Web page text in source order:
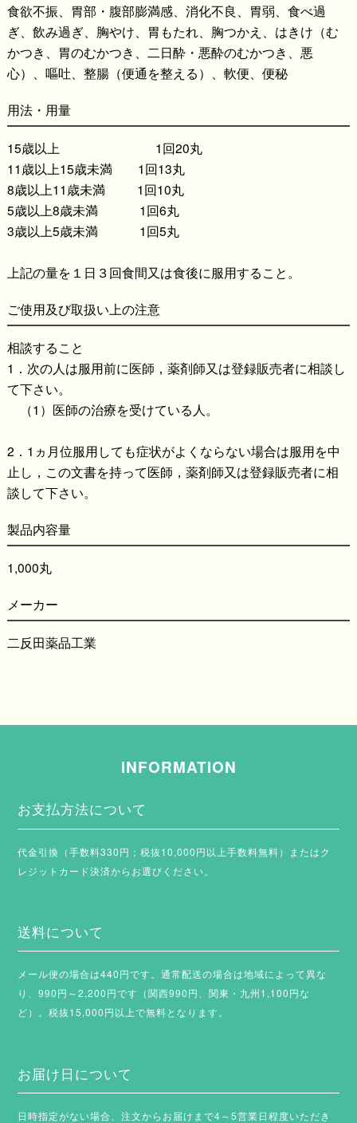
食欲不振、胃部・腹部膨満感、消化不良、胃弱、食べ過
ぎ、飲み過ぎ、胸やけ、胃もたれ、胸つかえ、はきけ（む
かつき、胃のむかつき、二日酔・悪酔のむかつき、悪
心）、嘔吐、整腸（便通を整える）、軟便、便秘
用法・用量
15歳以上 1回20丸
11歳以上15歳未満 1回13丸
8歳以上11歳未満 1回10丸
5歳以上8歳未満 1回6丸
3歳以上5歳未満 1回5丸
上記の量を１日３回食間又は食後に服用すること。
ご使用及び取扱い上の注意
相談すること
1．次の人は服用前に医師，薬剤師又は登録販売者に相談し
て下さい。
（1）医師の治療を受けている人。
2．1ヵ月位服用しても症状がよくならない場合は服用を中
止し，この文書を持って医師，薬剤師又は登録販売者に相
談して下さい。
製品内容量
1,000丸
メーカー
二反田薬品工業
INFORMATION
お支払方法について
代金引換（手数料330円；税抜10,000円以上手数料無料）またはク
レジットカード決済からお選びください。
送料について
メール便の場合は440円です。通常配送の場合は地域によって異な
り、990円～2,200円です（関西990円、関東・九州1,100円な
ど）。税抜15,000円以上で無料となります。
お届け日について
日時指定がない場合、注文からお届けまで4～5営業日程度いただき